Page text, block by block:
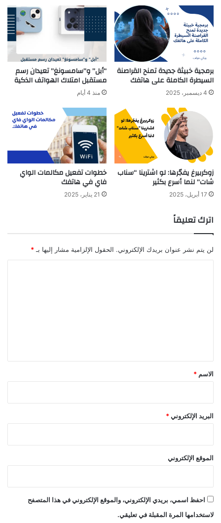
برمجية خبيثة جديدة تمنح القراصنة
السيطرة الكاملة على هاتفك
4 ديسمبر، 2025
“أبل” و”سامسونغ” تعيدان رسم
مستقبل امتلاك الهواتف الذكية
منذ 4 أيام
زوكربيرغ يفجّرها: لو اشترينا “سناب
شات” لنما أسرع بكثير
17 أبريل، 2025
خطوات تفعيل مكالمات الواي
فاي في هاتفك
21 يناير، 2025
اترك تعليقاً
لن يتم نشر عنوان بريدك الإلكتروني. الحقول الإلزامية مشار إليها بـ *
*
الاسم *
البريد الإلكتروني *
الموقع الإلكتروني
احفظ اسمي، بريدي الإلكتروني، والموقع الإلكتروني في هذا المتصفح
لاستخدامها المرة المقبلة في تعليقي.